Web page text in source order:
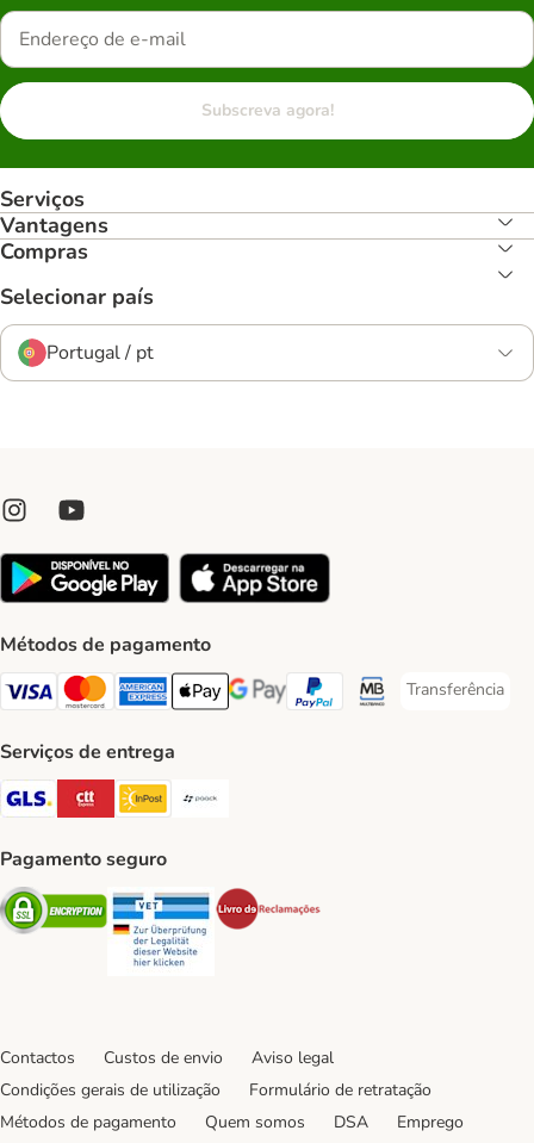
Subscreva agora!
Serviços
Vantagens
Compras
Selecionar país
Portugal / pt
Métodos de pagamento
Visa Payment Method
Mastercard Payment Method
American Express Payment Method
Apple Pay Payment Method
Google Pay Payment Method
PayPal Payment Method
Multibanco Payment
Transferência
Transferência
Serviços de entrega
GLS Shipping Method
CTTExpress Shipping Method
InPost Shipping Method
Pagamento seguro
Security Security
Contactos Custos de envio
Aviso legal
Condições gerais de utilização
Formulário de retratação
Métodos de pagamento
Quem somos DSA
Emprego